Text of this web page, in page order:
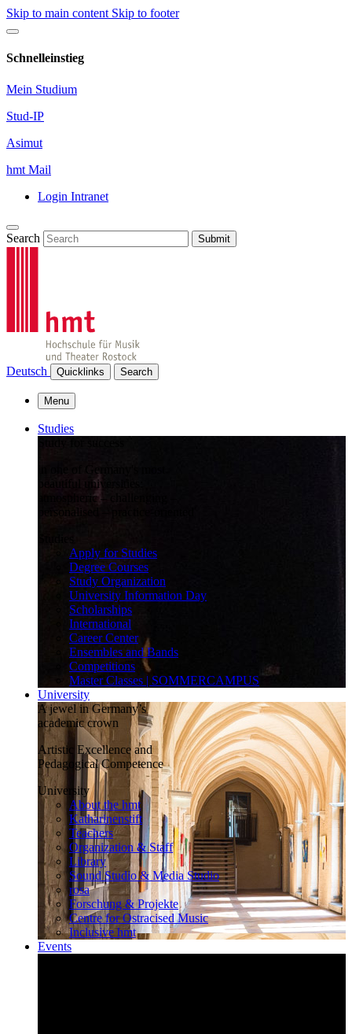
Skip to main content Skip to footer
Schnelleinstieg
Mein Studium
Stud-IP
Asimut
hmt Mail
Login Intranet
Search Submit
Deutsch Quicklinks Search
Menu
Studies
in one of Germany's most
beautiful universities:
atmospheric – challenging –
Apply for Studies
Degree Courses
Study Organization
University Information Day
Scholarships
International
Career Center
Ensembles and Bands
Competitions
Master Classes | SOMMERCAMPUS
University
A jewel in Germany’s
academic crown
Artistic Excellence and
Pedagogical Competence
University
About the hmt
Katharinenstift
Teachers
Organization & Staff
Library
Sound Studio & Media Studio
rosa
Forschung & Projekte
Centre for Ostracised Music
Inclusive hmt
Events